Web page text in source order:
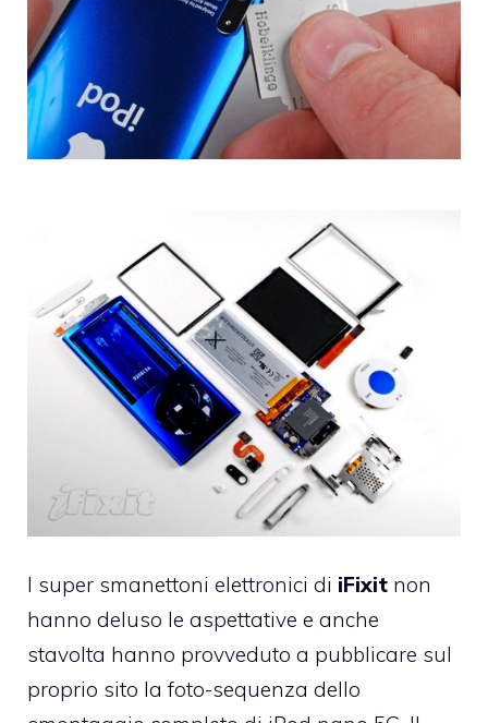
I super smanettoni elettronici di iFixit non
hanno deluso le aspettative e anche
stavolta hanno provveduto a pubblicare sul
proprio sito la foto-sequenza dello